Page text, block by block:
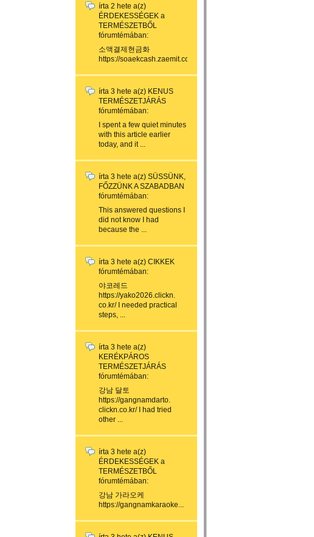
írta 2 hete a(z)
ÉRDEKESSÉGEK a
TERMÉSZETBŐL
fórumtémában:
소액결제현금화
https://soaekcash.zaemit.com/...
írta 3 hete a(z) KENUS
TERMÉSZETJÁRÁS
fórumtémában:
I spent a few quiet minutes
with this article earlier
today, and it ...
írta 3 hete a(z) SÜSSÜNK,
FŐZZÜNK A SZABADBAN
fórumtémában:
This answered questions I
did not know I had
because the ...
írta 3 hete a(z) CIKKEK
fórumtémában:
야코레드
https://yako2026.clickn.
co.kr/ I needed practical
steps, ...
írta 3 hete a(z)
KERÉKPÁROS
TERMÉSZETJÁRÁS
fórumtémában:
강남 달토
https://gangnamdarto.
clickn.co.kr/ I had tried
other ...
írta 3 hete a(z)
ÉRDEKESSÉGEK a
TERMÉSZETBŐL
fórumtémában:
강남 가라오케
https://gangnamkaraoke...